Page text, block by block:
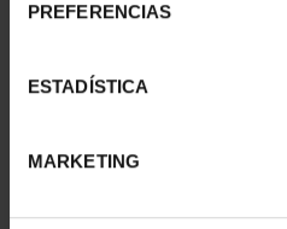
PREFERENCIAS
ESTADÍSTICA
MARKETING